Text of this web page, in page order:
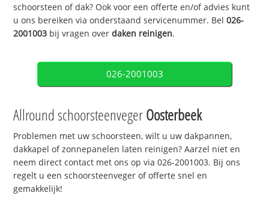
schoorsteen of dak? Ook voor een offerte en/of advies kunt
u ons bereiken via onderstaand servicenummer. Bel026-
2001003 bij vragen overdaken reinigen.
026-2001003
Allround schoorsteenvegerOosterbeek
Problemen met uw schoorsteen, wilt u uw dakpannen,
dakkapel of zonnepanelen laten reinigen? Aarzel niet en
neem direct contact met ons op via 026-2001003. Bij ons
regelt u een schoorsteenveger of offerte snel en
gemakkelijk!